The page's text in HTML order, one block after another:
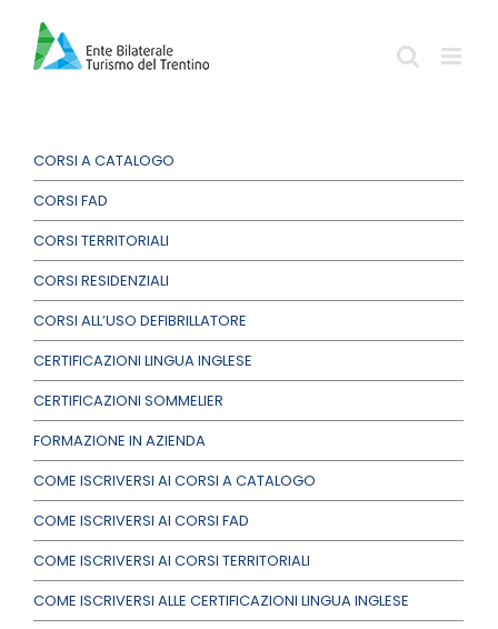
contenuto
CORSI A CATALOGO
CORSI FAD
CORSI TERRITORIALI
CORSI RESIDENZIALI
CORSI ALL’USO DEFIBRILLATORE
CERTIFICAZIONI LINGUA INGLESE
CERTIFICAZIONI SOMMELIER
FORMAZIONE IN AZIENDA
COME ISCRIVERSI AI CORSI A CATALOGO
COME ISCRIVERSI AI CORSI FAD
COME ISCRIVERSI AI CORSI TERRITORIALI
COME ISCRIVERSI ALLE CERTIFICAZIONI LINGUA INGLESE